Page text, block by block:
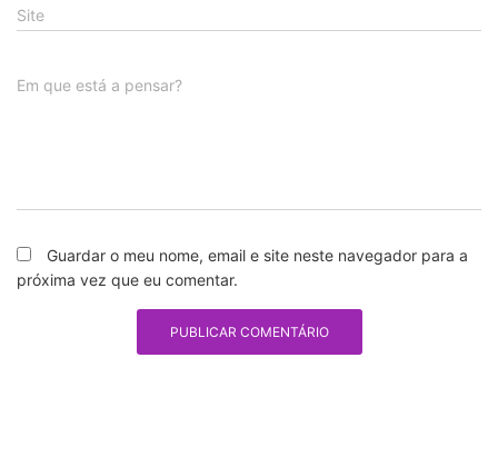
Site
Em que está a pensar?
Guardar o meu nome, email e site neste navegador para a
próxima vez que eu comentar.